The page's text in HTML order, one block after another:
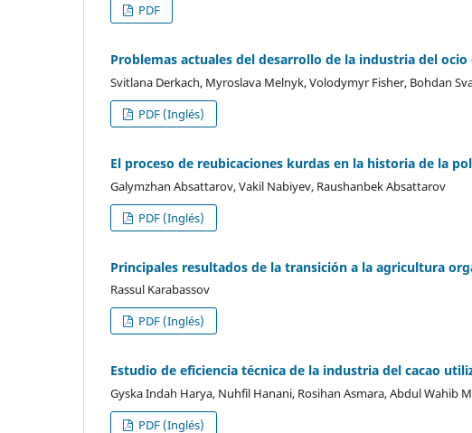
PDF
Problemas actuales del desarrollo de la industria del
Svitlana Derkach, Myroslava Melnyk, Volodymyr Fisher, Bohdan
PDF (Inglés)
El proceso de reubicaciones kurdas en la historia de la
Galymzhan Absattarov, Vakil Nabiyev, Raushanbek Absattarov
PDF (Inglés)
Principales resultados de la transición a la agricultura
Rassul Karabassov
PDF (Inglés)
Estudio de eficiencia técnica de la industria del cacao
Gyska Indah Harya, Nuhfil Hanani, Rosihan Asmara, Abdul Wahib
PDF (Inglés)